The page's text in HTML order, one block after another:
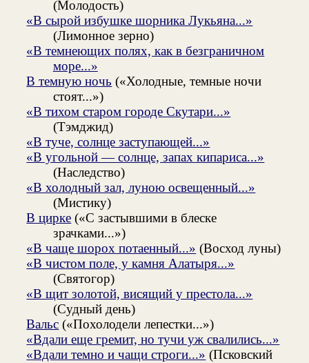
(Молодость)
«В сырой избушке шорника Лукьяна...»
(Лимонное зерно)
«В темнеющих полях, как в безграничном
море...»
В темную ночь («Холодные, темные ночи
стоят...»)
«В тихом старом городе Скутари...»
(Тэмджид)
«В туче, солнце заступающей...»
«В угольной — солнце, запах кипариса...»
(Наследство)
«В холодный зал, луною освещенный...»
(Мистику)
В цирке («С застывшими в блеске
зрачками...»)
«В чаще шорох потаенный...» (Восход луны)
«В чистом поле, у камня Алатыря...»
(Святогор)
«В щит золотой, висящий у престола...»
(Судный день)
Вальс («Похолодели лепестки...»)
«Вдали еще гремит, но тучи уж свалились...»
«Вдали темно и чащи строги...» (Псковский